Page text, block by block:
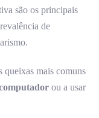
são os principais
de
queixas mais comuns
ou a usar